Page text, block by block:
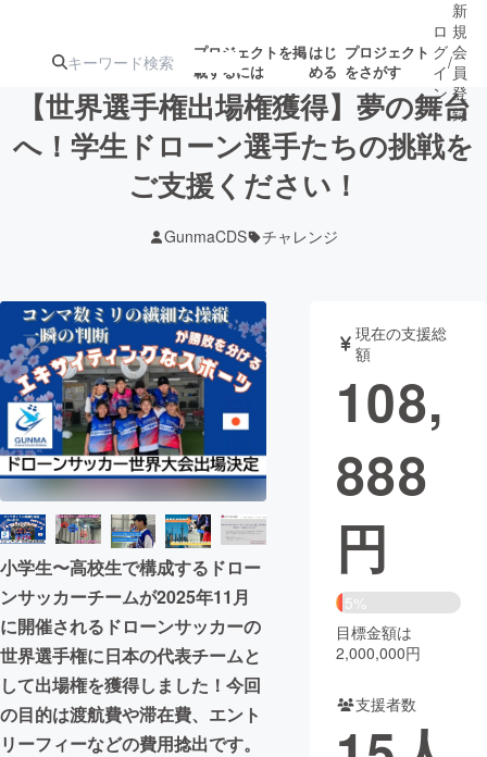
プロジェクトを掲
載するには
はじ
める
プロジェクト
をさがす
注目のリ 注目の新着プロ募集終了が近いプ
テクノロジー・ガジェット
映像・映画 書籍・雑誌
ビジネス・起業 チャレンジ
まちづくり・地域活性化
CAMPFIRE for Social Good
CAMPFIRE Creation
CAMPFIREふるさと納税machi-ya コミュニティ
ロ
グ
イ
ン
/
新
規
会
員
登
録
【世界選手権出場権獲得】夢の舞台
へ！学生ドローン選手たちの挑戦を
ご支援ください！
GunmaCDS チャレンジ
小学生〜高校生で構成するドロー
ンサッカーチームが2025年11月
に開催されるドローンサッカーの
世界選手権に日本の代表チームと
して出場権を獲得しました！今回
の目的は渡航費や滞在費、エント
リーフィーなどの費用捻出です。
現在の支援総
額
108,
888
円
5%
目標金額は
2,000,000円
支援者数